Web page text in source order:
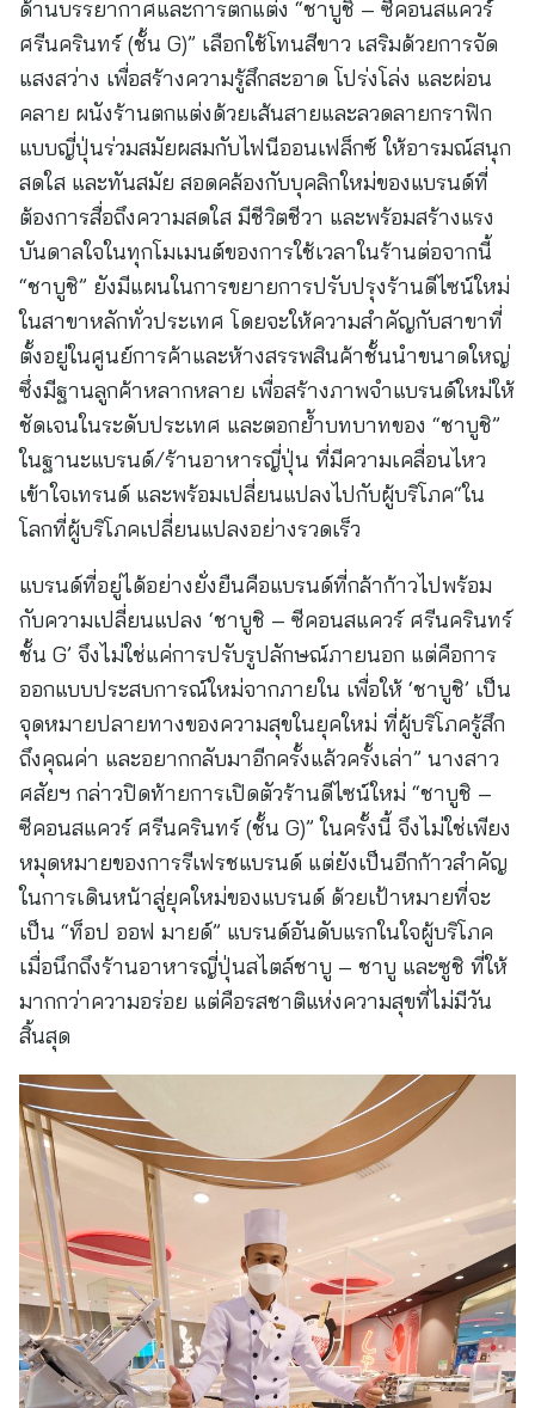
ด้านบรรยากาศและการตกแต่ง “ชาบูชิ – ซีคอนสแควร์
ศรีนครินทร์ (ชั้น G)” เลือกใช้โทนสีขาว เสริมด้วยการจัด
แสงสว่าง เพื่อสร้างความรู้สึกสะอาด โปร่งโล่ง และผ่อน
คลาย ผนังร้านตกแต่งด้วยเส้นสายและลวดลายกราฟิก
แบบญี่ปุ่นร่วมสมัยผสมกับไฟนีออนเฟล็กซ์ ให้อารมณ์สนุก
สดใส และทันสมัย สอดคล้องกับบุคลิกใหม่ของแบรนด์ที่
ต้องการสื่อถึงความสดใส มีชีวิตชีวา และพร้อมสร้างแรง
บันดาลใจในทุกโมเมนต์ของการใช้เวลาในร้านต่อจากนี้
“ชาบูชิ” ยังมีแผนในการขยายการปรับปรุงร้านดีไซน์ใหม่
ในสาขาหลักทั่วประเทศ โดยจะให้ความสำคัญกับสาขาที่
ตั้งอยู่ในศูนย์การค้าและห้างสรรพสินค้าชั้นนำขนาดใหญ่
ซึ่งมีฐานลูกค้าหลากหลาย เพื่อสร้างภาพจำแบรนด์ใหม่ให้
ชัดเจนในระดับประเทศ และตอกย้ำบทบาทของ “ชาบูชิ”
ในฐานะแบรนด์/ร้านอาหารญี่ปุ่น ที่มีความเคลื่อนไหว
เข้าใจเทรนด์ และพร้อมเปลี่ยนแปลงไปกับผู้บริโภค“ใน
โลกที่ผู้บริโภคเปลี่ยนแปลงอย่างรวดเร็ว
แบรนด์ที่อยู่ได้อย่างยั่งยืนคือแบรนด์ที่กล้าก้าวไปพร้อม
กับความเปลี่ยนแปลง ‘ชาบูชิ – ซีคอนสแควร์ ศรีนครินทร์
ชั้น G’ จึงไม่ใช่แค่การปรับรูปลักษณ์ภายนอก แต่คือการ
ออกแบบประสบการณ์ใหม่จากภายใน เพื่อให้ ‘ชาบูชิ’ เป็น
จุดหมายปลายทางของความสุขในยุคใหม่ ที่ผู้บริโภครู้สึก
ถึงคุณค่า และอยากกลับมาอีกครั้งแล้วครั้งเล่า” นางสาว
ศสัยฯ กล่าวปิดท้ายการเปิดตัวร้านดีไซน์ใหม่ “ชาบูชิ –
ซีคอนสแควร์ ศรีนครินทร์ (ชั้น G)” ในครั้งนี้ จึงไม่ใช่เพียง
หมุดหมายของการรีเฟรชแบรนด์ แต่ยังเป็นอีกก้าวสำคัญ
ในการเดินหน้าสู่ยุคใหม่ของแบรนด์ ด้วยเป้าหมายที่จะ
เป็น “ท็อป ออฟ มายด์” แบรนด์อันดับแรกในใจผู้บริโภค
เมื่อนึกถึงร้านอาหารญี่ปุ่นสไตล์ชาบู – ชาบู และซูชิ ที่ให้
มากกว่าความอร่อย แต่คือรสชาติแห่งความสุขที่ไม่มีวัน
สิ้นสุด